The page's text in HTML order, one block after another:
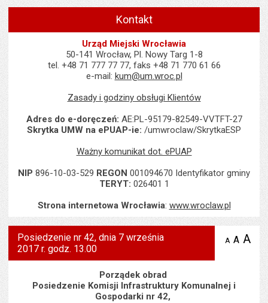
Kontakt
Urząd Miejski Wrocławia
50-141 Wrocław, Pl. Nowy Targ 1-8
tel. +48 71 777 77 77, faks +48 71 770 61 66
e-mail: kum@um.wroc.pl
Zasady i godziny obsługi Klientów
Adres do e-doręczeń: AE:PL-95179-82549-VVTFT-27
Skrytka UMW na ePUAP-ie: /umwroclaw/SkrytkaESP
Ważny komunikat dot. ePUAP
NIP 896-10-03-529 REGON 001094670 Identyfikator gminy
TERYT: 026401 1
Strona internetowa Wrocławia: www.wroclaw.pl
Posiedzenie nr 42, dnia 7 września
2017 r. godz. 13.00
A zmniejsz
A A
Porządek obrad
Posiedzenie Komisji Infrastruktury Komunalnej i
Gospodarki nr 42,